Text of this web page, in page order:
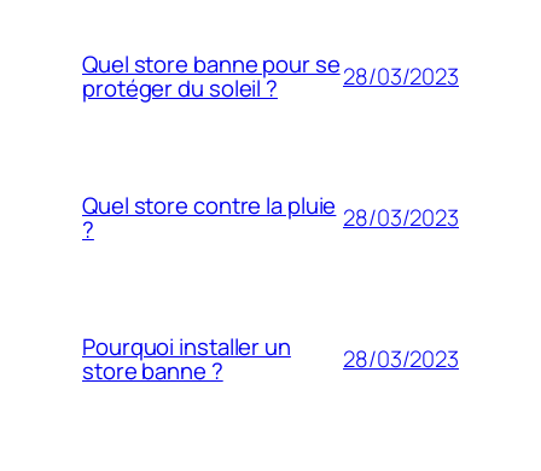
Quel store banne pour se
protéger du soleil ? 28/03/2023
Quel store contre la pluie
? 28/03/2023
Pourquoi installer un
store banne ? 28/03/2023